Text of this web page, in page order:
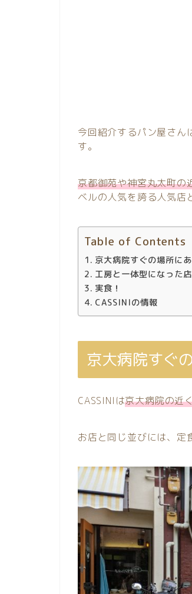
今回紹介するパン屋さん
す。
京都御苑や神宮丸太町の
ベルの人気を誇る人気店
Table of Contents
京大病院すぐの場所に
工房と一体型になった
実食！
CASSINIの情報
京大病院すぐ
CASSINIは京大病院の近
お店と同じ並びには、定